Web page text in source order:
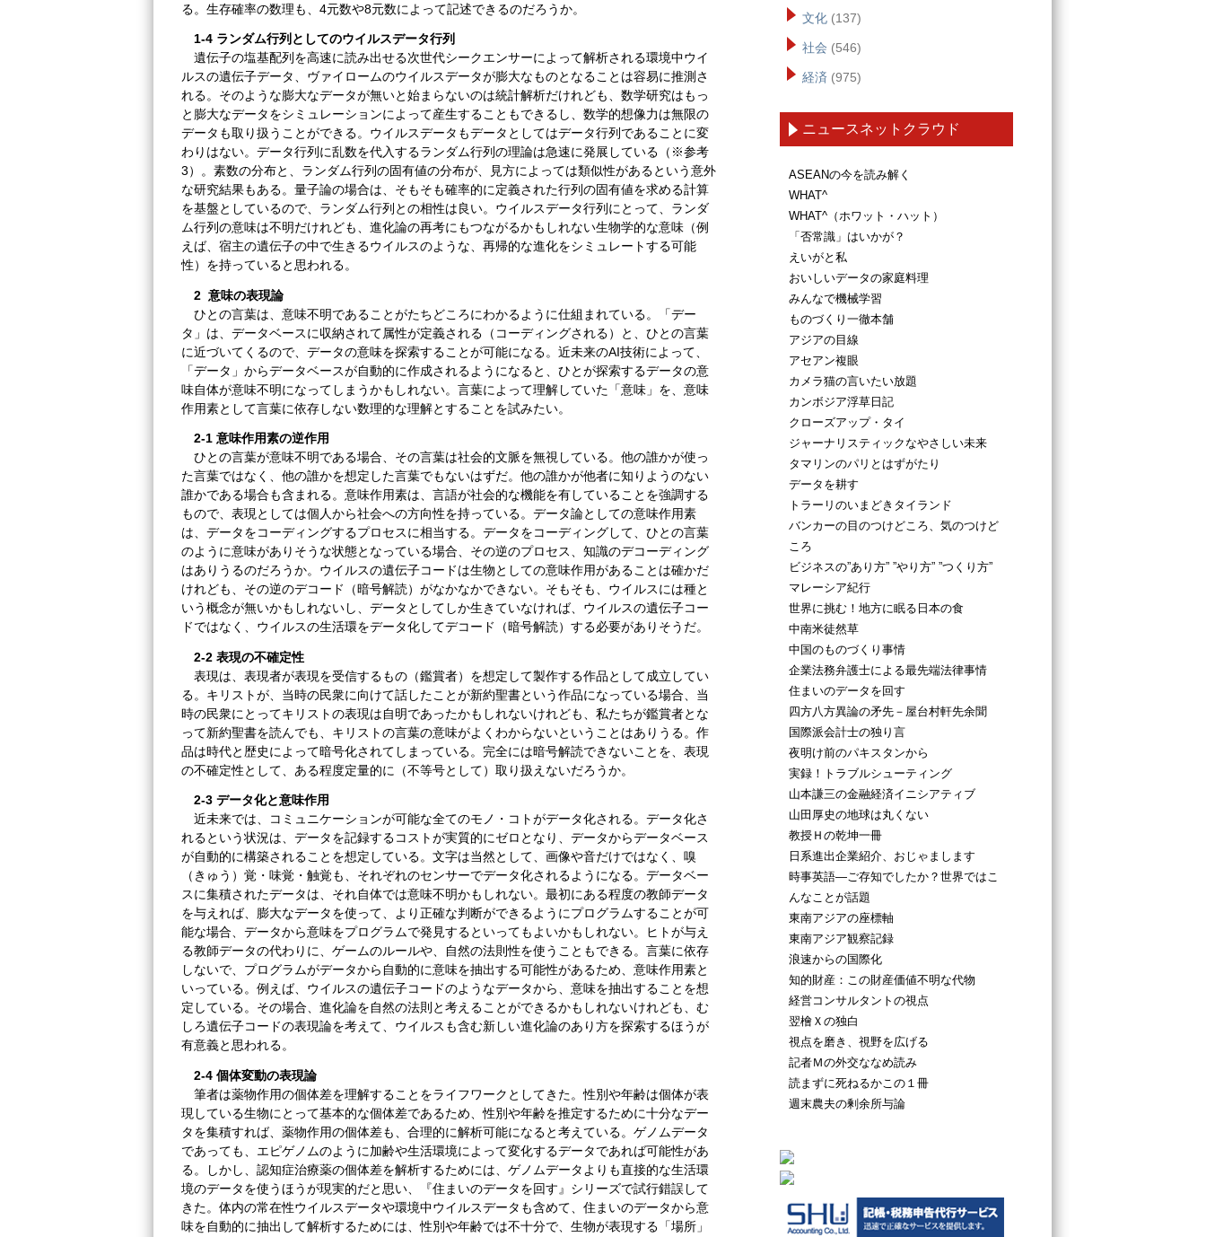
る。生存確率の数理も、4元数や8元数によって記述できるのだろうか。
1-4 ランダム行列としてのウイルスデータ行列
遺伝子の塩基配列を高速に読み出せる次世代シークエンサーによって解析される環境中ウイ
ルスの遺伝子データ、ヴァイロームのウイルスデータが膨大なものとなることは容易に推測さ
れる。そのような膨大なデータが無いと始まらないのは統計解析だけれども、数学研究はもっ
と膨大なデータをシミュレーションによって産生することもできるし、数学的想像力は無限の
データも取り扱うことができる。ウイルスデータもデータとしてはデータ行列であることに変
わりはない。データ行列に乱数を代入するランダム行列の理論は急速に発展している（※参考
3）。素数の分布と、ランダム行列の固有値の分布が、見方によっては類似性があるという意外
な研究結果もある。量子論の場合は、そもそも確率的に定義された行列の固有値を求める計算
を基盤としているので、ランダム行列との相性は良い。ウイルスデータ行列にとって、ランダ
ム行列の意味は不明だけれども、進化論の再考にもつながるかもしれない生物学的な意味（例
えば、宿主の遺伝子の中で生きるウイルスのような、再帰的な進化をシミュレートする可能
性）を持っていると思われる。
2 意味の表現論
ひとの言葉は、意味不明であることがたちどころにわかるように仕組まれている。「デー
タ」は、データベースに収納されて属性が定義される（コーディングされる）と、ひとの言葉
に近づいてくるので、データの意味を探索することが可能になる。近未来のAI技術によって、
「データ」からデータベースが自動的に作成されるようになると、ひとが探索するデータの意
味自体が意味不明になってしまうかもしれない。言葉によって理解していた「意味」を、意味
作用素として言葉に依存しない数理的な理解とすることを試みたい。
2-1 意味作用素の逆作用
ひとの言葉が意味不明である場合、その言葉は社会的文脈を無視している。他の誰かが使っ
た言葉ではなく、他の誰かを想定した言葉でもないはずだ。他の誰かが他者に知りようのない
誰かである場合も含まれる。意味作用素は、言語が社会的な機能を有していることを強調する
もので、表現としては個人から社会への方向性を持っている。データ論としての意味作用素
は、データをコーディングするプロセスに相当する。データをコーディングして、ひとの言葉
のように意味がありそうな状態となっている場合、その逆のプロセス、知識のデコーディング
はありうるのだろうか。ウイルスの遺伝子コードは生物としての意味作用があることは確かだ
けれども、その逆のデコード（暗号解読）がなかなかできない。そもそも、ウイルスには種と
いう概念が無いかもしれないし、データとしてしか生きていなければ、ウイルスの遺伝子コー
ドではなく、ウイルスの生活環をデータ化してデコード（暗号解読）する必要がありそうだ。
2-2 表現の不確定性
表現は、表現者が表現を受信するもの（鑑賞者）を想定して製作する作品として成立してい
る。キリストが、当時の民衆に向けて話したことが新約聖書という作品になっている場合、当
時の民衆にとってキリストの表現は自明であったかもしれないけれども、私たちが鑑賞者とな
って新約聖書を読んでも、キリストの言葉の意味がよくわからないということはありうる。作
品は時代と歴史によって暗号化されてしまっている。完全には暗号解読できないことを、表現
の不確定性として、ある程度定量的に（不等号として）取り扱えないだろうか。
2-3 データ化と意味作用
近未来では、コミュニケーションが可能な全てのモノ・コトがデータ化される。データ化さ
れるという状況は、データを記録するコストが実質的にゼロとなり、データからデータベース
が自動的に構築されることを想定している。文字は当然として、画像や音だけではなく、嗅
（きゅう）覚・味覚・触覚も、それぞれのセンサーでデータ化されるようになる。データベー
スに集積されたデータは、それ自体では意味不明かもしれない。最初にある程度の教師データ
を与えれば、膨大なデータを使って、より正確な判断ができるようにプログラムすることが可
能な場合、データから意味をプログラムで発見するといってもよいかもしれない。ヒトが与え
る教師データの代わりに、ゲームのルールや、自然の法則性を使うこともできる。言葉に依存
しないで、プログラムがデータから自動的に意味を抽出する可能性があるため、意味作用素と
いっている。例えば、ウイルスの遺伝子コードのようなデータから、意味を抽出することを想
定している。その場合、進化論を自然の法則と考えることができるかもしれないけれども、む
しろ遺伝子コードの表現論を考えて、ウイルスも含む新しい進化論のあり方を探索するほうが
有意義と思われる。
2-4 個体変動の表現論
筆者は薬物作用の個体差を理解することをライフワークとしてきた。性別や年齢は個体が表
現している生物にとって基本的な個体差であるため、性別や年齢を推定するために十分なデー
タを集積すれば、薬物作用の個体差も、合理的に解析可能になると考えている。ゲノムデータ
であっても、エピゲノムのように加齢や生活環境によって変化するデータであれば可能性があ
る。しかし、認知症治療薬の個体差を解析するためには、ゲノムデータよりも直接的な生活環
境のデータを使うほうが現実的だと思い、『住まいのデータを回す』シリーズで試行錯誤して
きた。体内の常在性ウイルスデータや環境中ウイルスデータも含めて、住まいのデータから意
味を自動的に抽出して解析するためには、性別や年齢では不十分で、生物が表現する「場所」
文化 (137)
社会 (546)
経済 (975)
ニュースネットクラウド
ASEANの今を読み解く
WHAT^
WHAT^（ホワット・ハット）
「否常識」はいかが？
えいがと私
おいしいデータの家庭料理
みんなで機械学習
ものづくり一徹本舗
アジアの目線
アセアン複眼
カメラ猫の言いたい放題
カンボジア浮草日記
クローズアップ・タイ
ジャーナリスティックなやさしい未来
タマリンのパリとはずがたり
データを耕す
トラーリのいまどきタイランド
バンカーの目のつけどころ、気のつけど
ころ
ビジネスの”あり方” ”やり方” ”つくり方”
マレーシア紀行
世界に挑む！地方に眠る日本の食
中南米徒然草
中国のものづくり事情
企業法務弁護士による最先端法律事情
住まいのデータを回す
四方八方異論の矛先－屋台村軒先余聞
国際派会計士の独り言
夜明け前のパキスタンから
実録！トラブルシューティング
山本謙三の金融経済イニシアティブ
山田厚史の地球は丸くない
教授Ｈの乾坤一冊
日系進出企業紹介、おじゃまします
時事英語―ご存知でしたか？世界ではこ
んなことが話題
東南アジアの座標軸
東南アジア観察記録
浪速からの国際化
知的財産：この財産価値不明な代物
経営コンサルタントの視点
翌檜Ｘの独白
視点を磨き、視野を広げる
記者Ｍの外交ななめ読み
読まずに死ねるかこの１冊
週末農夫の剰余所与論